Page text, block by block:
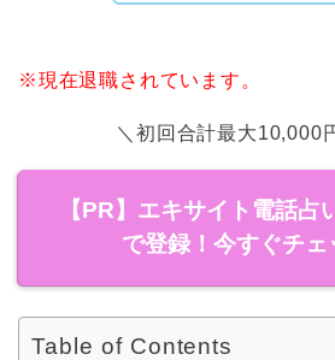
※現在退職されています。
＼初回合計最大10,000
【PR】エキサイト電話占
で登録！今すぐチェ
Table of Contents